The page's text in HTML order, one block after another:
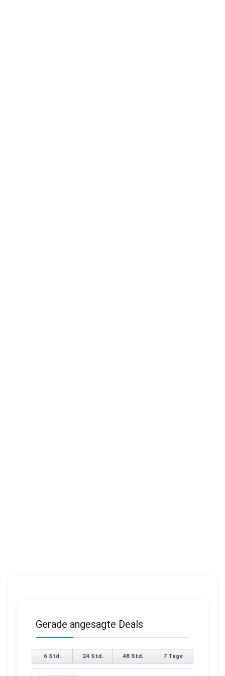
Gerade angesagte Deals
6 Std. 24 Std. 48 Std. 7 Tage